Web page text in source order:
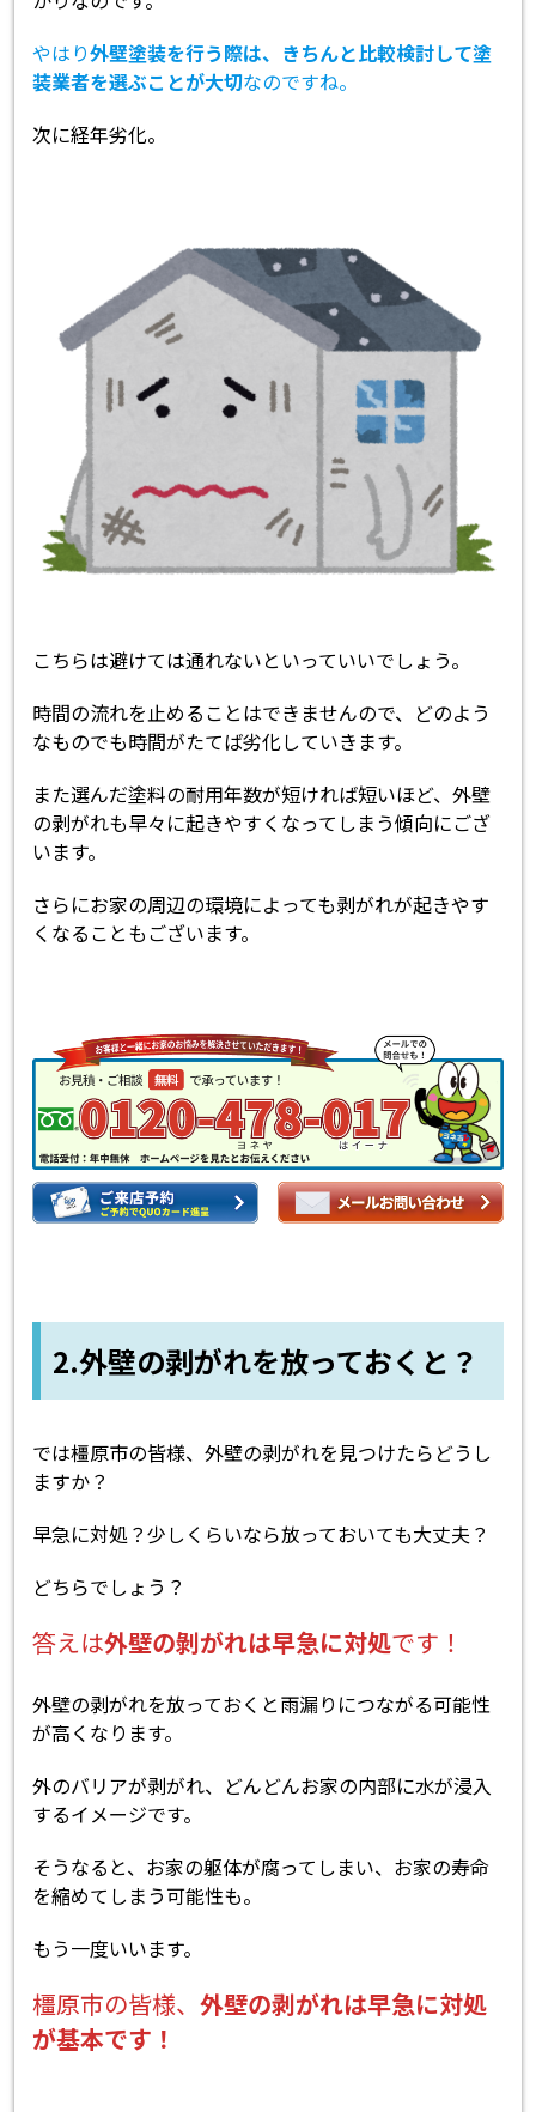
やはり外壁塗装を行う際は、きちんと比較検討して塗
装業者を選ぶことが大切なのですね。
次に経年劣化。
こちらは避けては通れないといっていいでしょう。
時間の流れを止めることはできませんので、どのよう
なものでも時間がたてば劣化していきます。
また選んだ塗料の耐用年数が短ければ短いほど、外壁
の剥がれも早々に起きやすくなってしまう傾向にござ
います。
さらにお家の周辺の環境によっても剥がれが起きやす
くなることもございます。
2.外壁の剥がれを放っておくと？
では橿原市の皆様、外壁の剥がれを見つけたらどうし
ますか？
早急に対処？少しくらいなら放っておいても大丈夫？
どちらでしょう？
答えは外壁の剝がれは早急に対処です！
外壁の剥がれを放っておくと雨漏りにつながる可能性
が高くなります。
外のバリアが剥がれ、どんどんお家の内部に水が浸入
するイメージです。
そうなると、お家の躯体が腐ってしまい、お家の寿命
を縮めてしまう可能性も。
もう一度いいます。
橿原市の皆様、外壁の剥がれは早急に対処
が基本です！